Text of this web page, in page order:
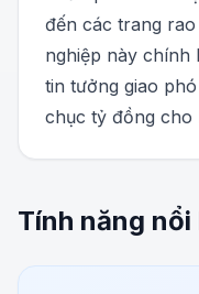
đến các trang
nghiệp này chính
tin tưởng giao
chục tỷ đồng cho
Tính năng